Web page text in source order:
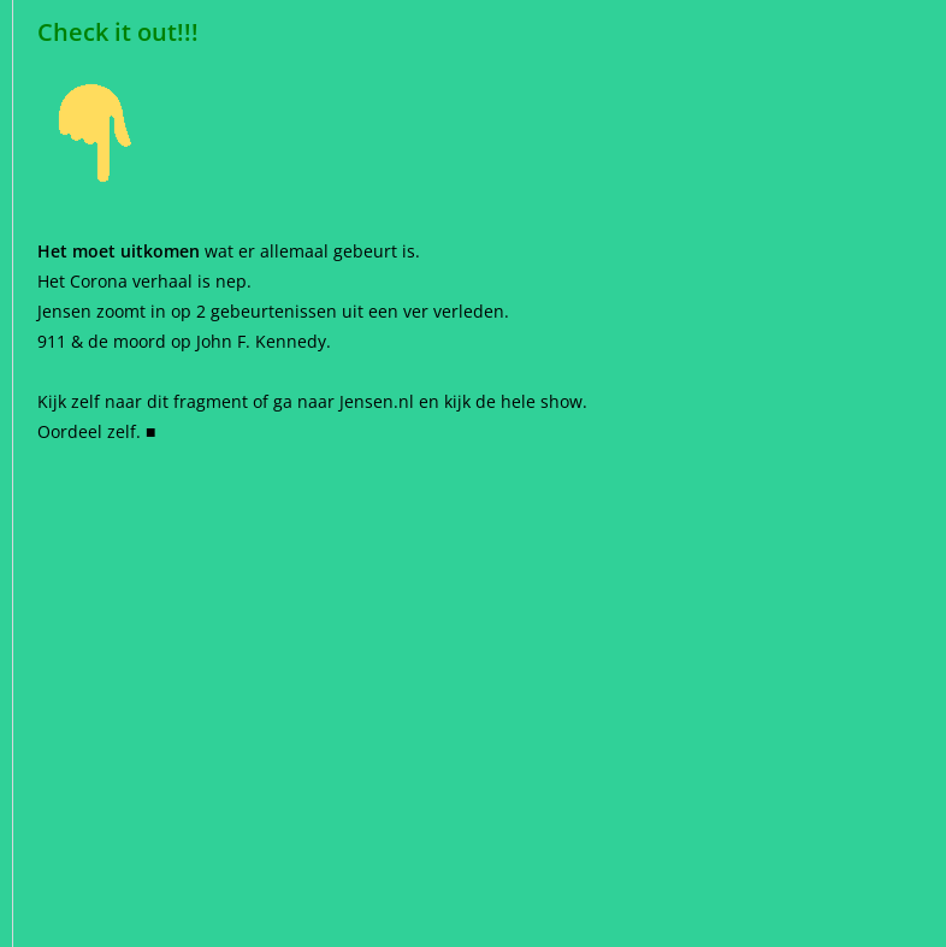
Check it out!!!
Het moet uitkomen wat er allemaal gebeurt is.
Het Corona verhaal is nep.
Jensen zoomt in op 2 gebeurtenissen uit een ver verleden.
911 & de moord op John F. Kennedy.
Kijk zelf naar dit fragment of ga naar Jensen.nl en kijk de hele show.
Oordeel zelf. ■